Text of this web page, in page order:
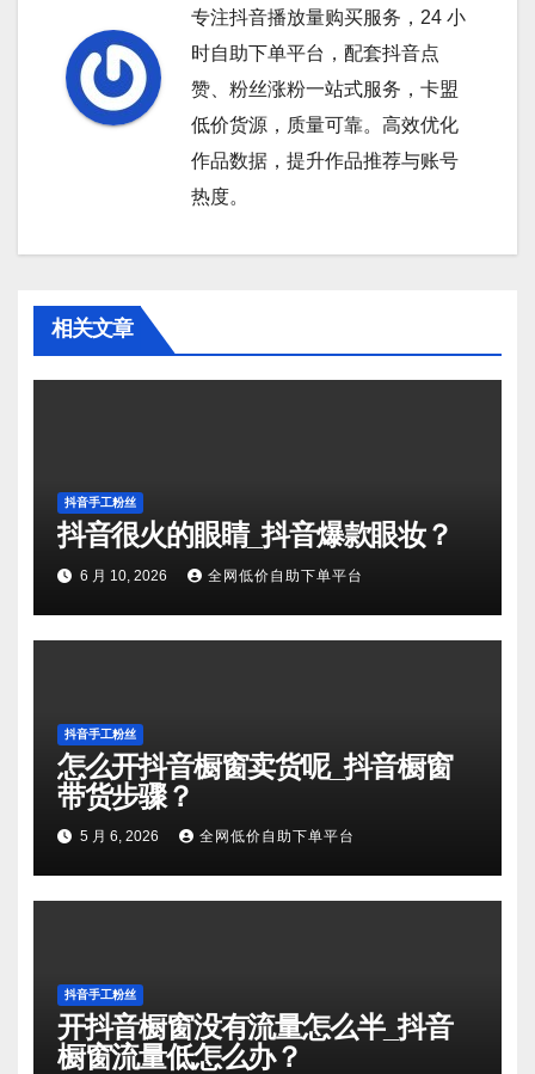
专注抖音播放量购买服务，24 小
时自助下单平台，配套抖音点
赞、粉丝涨粉一站式服务，卡盟
低价货源，质量可靠。高效优化
作品数据，提升作品推荐与账号
热度。
相关文章
抖音手工粉丝
抖音很火的眼睛_抖音爆款眼妆？
6 月 10, 2026 全网低价自助下单平台
抖音手工粉丝
怎么开抖音橱窗卖货呢_抖音橱窗
带货步骤？
5 月 6, 2026 全网低价自助下单平台
抖音手工粉丝
开抖音橱窗没有流量怎么半_抖音
橱窗流量低怎么办？